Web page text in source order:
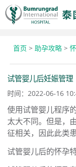
首页 > 助孕攻略 >
试管婴儿后妊娠管理
时间：2022-06-16
使用试管婴儿程序
太大不同。但是，
征相关，因此此类
试管婴儿后的怀孕